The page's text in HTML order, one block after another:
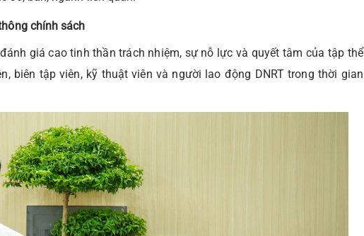
chính sách
giá cao tinh thần trách nhiệm, sự nỗ lực và quyết tâm của tập thể
biên tập viên, kỹ thuật viên và người lao động DNRT trong thời gian